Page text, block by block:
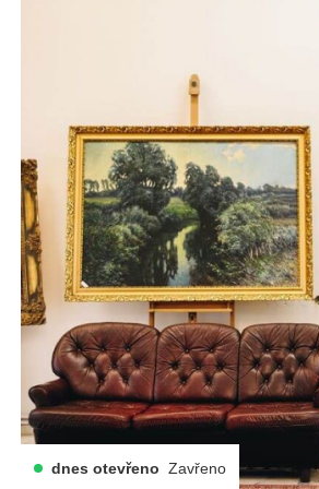
dnes otevřeno Zavřeno